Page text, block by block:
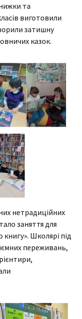
та
виготовили
затишну
казок.
нетрадиційних
заняття для
книгу». Школярі під
переживань,